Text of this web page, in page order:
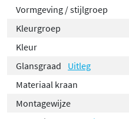
Vormgeving / stijlgroep
Kleurgroep
Kleur
Glansgraad
Uitleg
Materiaal kraan
Montagewijze